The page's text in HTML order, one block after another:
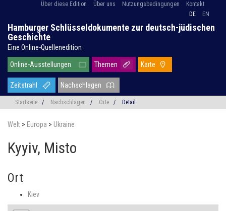
Über diese Edition Über uns Nutzungsbedingungen
Kontakt
DE
EN
Hamburger Schlüsseldokumente zur deutsch-jüdischen
Geschichte
Eine Online-Quellenedition
Online-Ausstellungen Themen Karte
Zeitstrahl Nachschlagen
Startseite / Nachschlagen / Orte / Detail
Welt > Europa > Ukraine
Kyyiv, Misto
Ort
Kiev